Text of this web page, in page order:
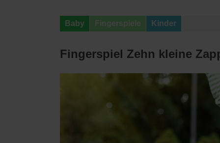
Baby Fingerspiele Kinder
Fingerspiel Zehn kleine